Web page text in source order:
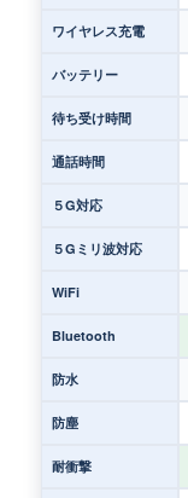
ワイヤレス充電
バッテリー
待ち受け時間
通話時間
５G対応
５Gミリ波対応
WiFi
Bluetooth
防水
防塵
耐衝撃